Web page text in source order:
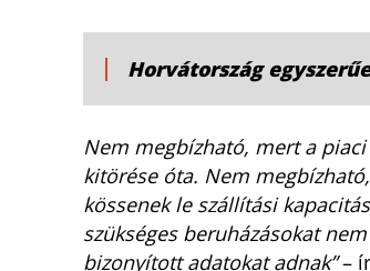
Horvátország
Nem megbízható, mert a
kitörése óta. Nem
kössenek le szállítási
szükséges beruházásokat
bizonyított adatokat adnak”–